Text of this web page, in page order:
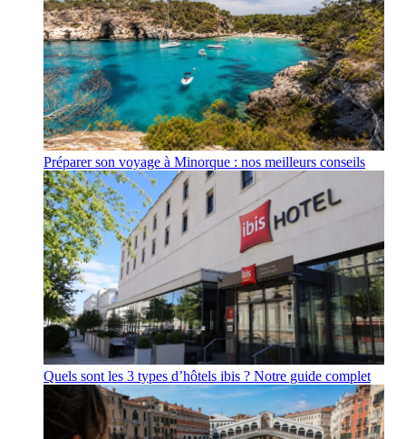
Préparer son voyage à Minorque : nos meilleurs conseils
Quels sont les 3 types d’hôtels ibis ? Notre guide complet